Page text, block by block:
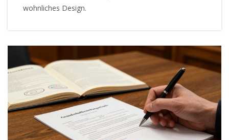
wohnliches Design.